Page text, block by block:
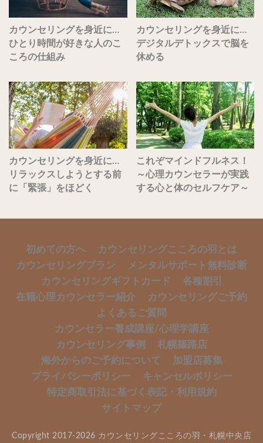
カウンセリングを身近に…
ひとり時間が好きな人のこ
ころの仕組み
カウンセリングを身近に…
デジタルデトックスで脳を
休める
カウンセリングを身近に…
リラックスしようとする前
に「緊張」をほどく
これぞマインドフルネス！
～心理カウンセラーが実践
する心と体のセルフケア～
初めての方へ
カウンセリングこころの羽とは
カウンセリングプラン
メンタルサポート無料診断
カウンセリングギフトカード
各種割引
在籍心理カウンセラー紹介
カウンセリングご予約
よくあるご質問
カウンセラー養成講座/心理学講座
カウンセリング事例
札幌篠路店
海外からのご予約について
加盟店募集
プライバシーポリシー
キャンセルポリシー
特定商取引法に基づく表記・利用規約
サイトマップ
Copyright 2017-2026 カウンセリングこころの羽・札幌中央店